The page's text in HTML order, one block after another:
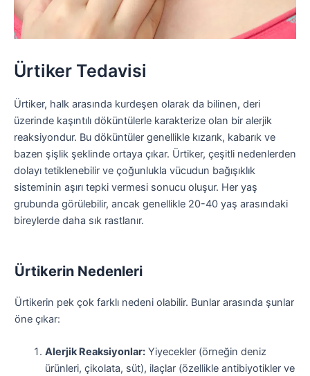
Ürtiker Tedavisi
Ürtiker, halk arasında kurdeşen olarak da bilinen, deri
üzerinde kaşıntılı döküntülerle karakterize olan bir alerjik
reaksiyondur. Bu döküntüler genellikle kızarık, kabarık ve
bazen şişlik şeklinde ortaya çıkar. Ürtiker, çeşitli nedenlerden
dolayı tetiklenebilir ve çoğunlukla vücudun bağışıklık
sisteminin aşırı tepki vermesi sonucu oluşur. Her yaş
grubunda görülebilir, ancak genellikle 20-40 yaş arasındaki
bireylerde daha sık rastlanır.
Ürtikerin Nedenleri
Ürtikerin pek çok farklı nedeni olabilir. Bunlar arasında şunlar
öne çıkar:
Alerjik Reaksiyonlar:Yiyecekler (örneğin deniz
ürünleri, çikolata, süt), ilaçlar (özellikle antibiyotikler ve